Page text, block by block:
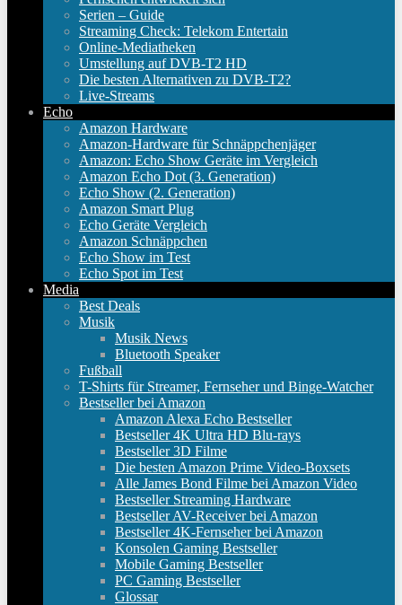
Serien – Guide
Streaming Check: Telekom Entertain
Online-Mediatheken
Umstellung auf DVB-T2 HD
Die besten Alternativen zu DVB-T2?
Live-Streams
Echo
Amazon Hardware
Amazon-Hardware für Schnäppchenjäger
Amazon: Echo Show Geräte im Vergleich
Amazon Echo Dot (3. Generation)
Echo Show (2. Generation)
Amazon Smart Plug
Echo Geräte Vergleich
Amazon Schnäppchen
Echo Show im Test
Echo Spot im Test
Media
Best Deals
Musik
Musik News
Bluetooth Speaker
Fußball
T-Shirts für Streamer, Fernseher und Binge-Watcher
Bestseller bei Amazon
Amazon Alexa Echo Bestseller
Bestseller 4K Ultra HD Blu-rays
Bestseller 3D Filme
Die besten Amazon Prime Video-Boxsets
Alle James Bond Filme bei Amazon Video
Bestseller Streaming Hardware
Bestseller AV-Receiver bei Amazon
Bestseller 4K-Fernseher bei Amazon
Konsolen Gaming Bestseller
Mobile Gaming Bestseller
PC Gaming Bestseller
Glossar